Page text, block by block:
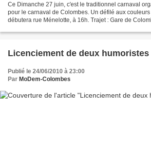
Ce Dimanche 27 juin, c'est le traditionnel carnaval
pour le carnaval de Colombes. Un défilé aux
débutera rue Ménelotte, à 16h. Trajet : Gare de
Licenciement de deux humoristes
Publié le 24/06/2010 à 23:00
Par MoDem-Colombes